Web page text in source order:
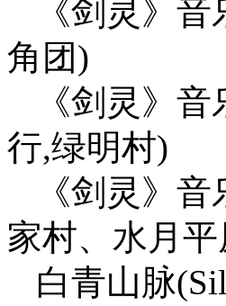
《剑灵》
角团)
《剑灵》
行,绿明村)
《剑灵》
家村、水月
白青山脉